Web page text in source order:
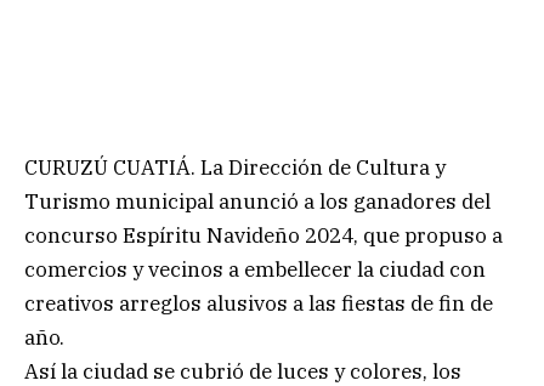
CURUZÚ CUATIÁ. La Dirección de Cultura y
Turismo municipal anunció a los ganadores del
concurso Espíritu Navideño 2024, que propuso a
comercios y vecinos a embellecer la ciudad con
creativos arreglos alusivos a las fiestas de fin de
año.
Así la ciudad se cubrió de luces y colores, los